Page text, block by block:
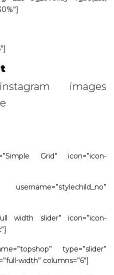
images
Grid” icon=”icon-
width slider” icon=”icon-
type=”slider”
width” columns=”6″]